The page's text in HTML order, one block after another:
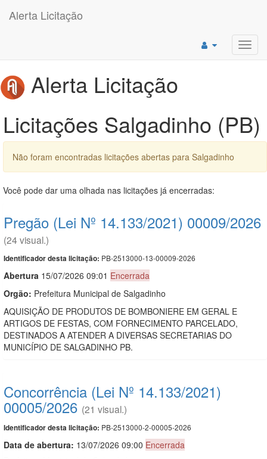
Alerta Licitação
Alerta Licitação
Licitações Salgadinho (PB)
Não foram encontradas licitações abertas para Salgadinho
Você pode dar uma olhada nas licitações já encerradas:
Pregão (Lei Nº 14.133/2021) 00009/2026
(24 visual.)
Identificador desta licitação: PB-2513000-13-00009-2026
Abertura 15/07/2026 09:01 Encerrada
Orgão: Prefeitura Municipal de Salgadinho
AQUISIÇÃO DE PRODUTOS DE BOMBONIERE EM GERAL E
ARTIGOS DE FESTAS, COM FORNECIMENTO PARCELADO,
DESTINADOS A ATENDER A DIVERSAS SECRETARIAS DO
MUNICÍPIO DE SALGADINHO PB.
Concorrência (Lei Nº 14.133/2021)
00005/2026 (21 visual.)
Identificador desta licitação: PB-2513000-2-00005-2026
Data de abertura: 13/07/2026 09:00 Encerrada